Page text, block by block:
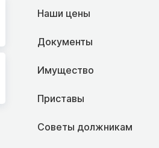
Наши цены
Документы
Имущество
Приставы
Советы должникам